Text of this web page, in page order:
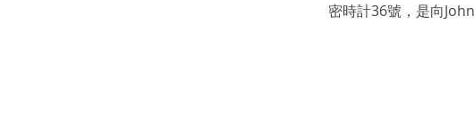
密時計36號，是向